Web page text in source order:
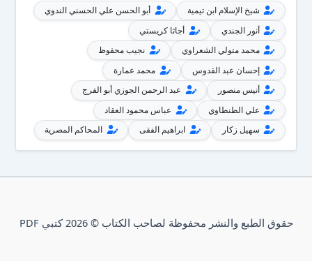
شيخ الإسلام ابن تيمية
أبو الحسن علي الحسني الندوي
أنور الجندي
أجاثا كريستي
محمد متولي الشعراوي
نجيب محفوظ
إحسان عبد القدوس
محمد عمارة
أنيس منصور
عبد الرحمن الجوزي أبو الفرج
علي الطنطاوي
عباس محمود العقاد
سهيل زكار
ابراهيم الفقى المحاكم المصرية
حقوق الطبع والنشر محفوظة لصاحب الكتاب © 2026 كتبي PDF